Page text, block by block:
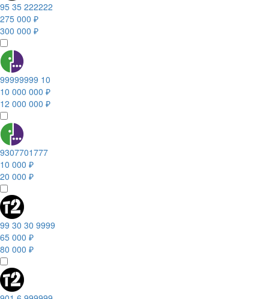
95 35 222222
275 000 ₽
300 000 ₽
99999999 10
10 000 000 ₽
12 000 000 ₽
9307701777
10 000 ₽
20 000 ₽
99 30 30 9999
65 000 ₽
80 000 ₽